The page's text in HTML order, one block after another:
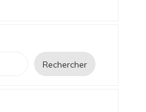
Rechercher